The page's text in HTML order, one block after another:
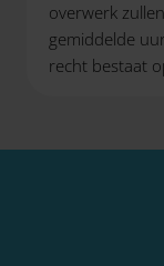
overwerk
gemiddelde
recht bestaat